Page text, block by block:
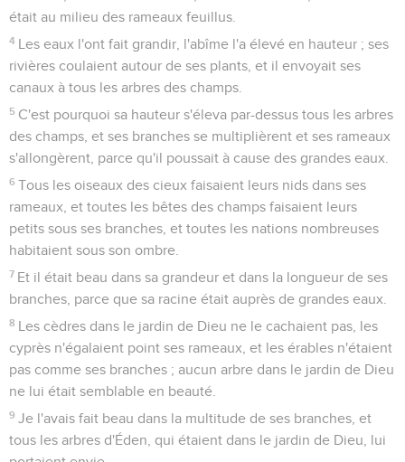
était au milieu des rameaux feuillus.
4 Les eaux l'ont fait grandir, l'abîme l'a élevé en hauteur ; ses
rivières coulaient autour de ses plants, et il envoyait ses
canaux à tous les arbres des champs.
5 C'est pourquoi sa hauteur s'éleva par-dessus tous les arbres
des champs, et ses branches se multiplièrent et ses rameaux
s'allongèrent, parce qu'il poussait à cause des grandes eaux.
6 Tous les oiseaux des cieux faisaient leurs nids dans ses
rameaux, et toutes les bêtes des champs faisaient leurs
petits sous ses branches, et toutes les nations nombreuses
habitaient sous son ombre.
7 Et il était beau dans sa grandeur et dans la longueur de ses
branches, parce que sa racine était auprès de grandes eaux.
8 Les cèdres dans le jardin de Dieu ne le cachaient pas, les
cyprès n'égalaient point ses rameaux, et les érables n'étaient
pas comme ses branches ; aucun arbre dans le jardin de Dieu
ne lui était semblable en beauté.
9 Je l'avais fait beau dans la multitude de ses branches, et
tous les arbres d'Éden, qui étaient dans le jardin de Dieu, lui